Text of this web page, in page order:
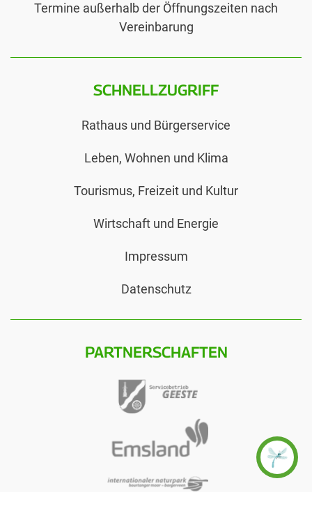
Termine außerhalb der Öffnungszeiten nach
Vereinbarung
SCHNELLZUGRIFF
Rathaus und Bürgerservice
Leben, Wohnen und Klima
Tourismus, Freizeit und Kultur
Wirtschaft und Energie
Impressum
Datenschutz
PARTNERSCHAFTEN